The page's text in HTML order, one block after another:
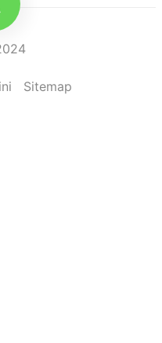
Sitemap